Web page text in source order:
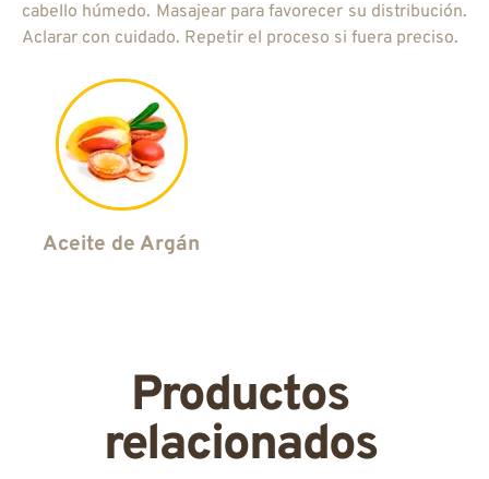
cabello húmedo. Masajear para favorecer su distribución.
Aclarar con cuidado. Repetir el proceso si fuera preciso.
Aceite de Argán
Productos
relacionados